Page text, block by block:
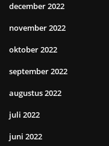
december 2022
november 2022
oktober 2022
september 2022
augustus 2022
juli 2022
juni 2022